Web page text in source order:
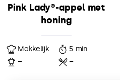
Pink Lady®-appel met
honing
Makkelijk
5 min
–
–